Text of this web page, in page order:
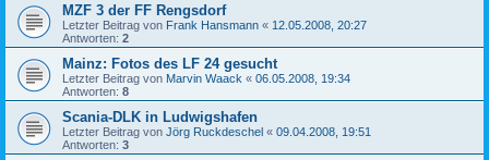
MZF 3 der FF Rengsdorf
Letzter Beitrag von Frank Hansmann « 12.05.2008, 20:27
Antworten: 2
Mainz: Fotos des LF 24 gesucht
Letzter Beitrag von Marvin Waack « 06.05.2008, 19:34
Antworten: 8
Scania-DLK in Ludwigshafen
Letzter Beitrag von Jörg Ruckdeschel « 09.04.2008, 19:51
Antworten: 3